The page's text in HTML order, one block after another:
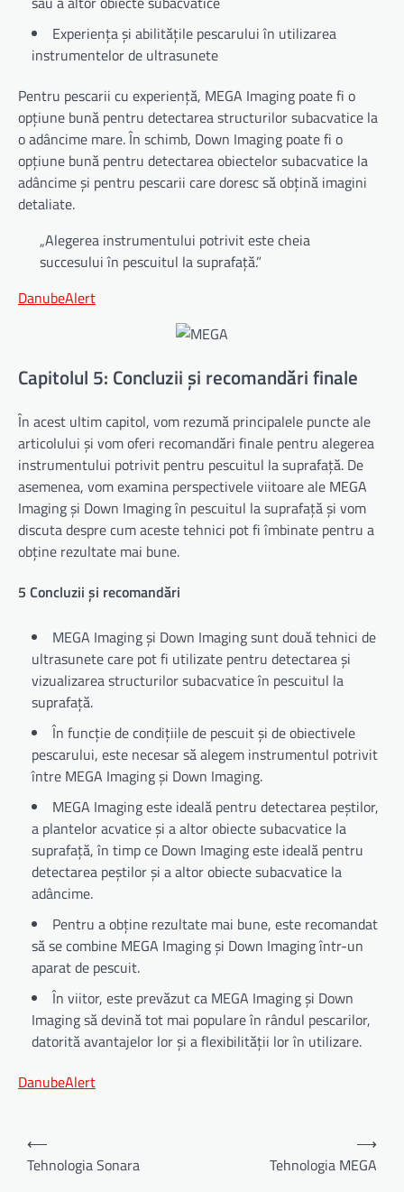
Experiența și abilitățile pescarului în utilizarea
instrumentelor de ultrasunete
Pentru pescarii cu experiență, MEGA Imaging poate fi o
opțiune bună pentru detectarea structurilor subacvatice la
o adâncime mare. În schimb, Down Imaging poate fi o
opțiune bună pentru detectarea obiectelor subacvatice la
adâncime și pentru pescarii care doresc să obțină imagini
detaliate.
„Alegerea instrumentului potrivit este cheia
succesului în pescuitul la suprafață.”
DanubeAlert
Capitolul 5: Concluzii și recomandări finale
În acest ultim capitol, vom rezumă principalele puncte ale
articolului și vom oferi recomandări finale pentru alegerea
instrumentului potrivit pentru pescuitul la suprafață. De
asemenea, vom examina perspectivele viitoare ale MEGA
Imaging și Down Imaging în pescuitul la suprafață și vom
discuta despre cum aceste tehnici pot fi îmbinate pentru a
obține rezultate mai bune.
5 Concluzii și recomandări
MEGA Imaging și Down Imaging sunt două tehnici de
ultrasunete care pot fi utilizate pentru detectarea și
vizualizarea structurilor subacvatice în pescuitul la
suprafață.
În funcție de condițiile de pescuit și de obiectivele
pescarului, este necesar să alegem instrumentul potrivit
între MEGA Imaging și Down Imaging.
MEGA Imaging este ideală pentru detectarea peștilor,
a plantelor acvatice și a altor obiecte subacvatice la
suprafață, în timp ce Down Imaging este ideală pentru
detectarea peștilor și a altor obiecte subacvatice la
adâncime.
Pentru a obține rezultate mai bune, este recomandat
să se combine MEGA Imaging și Down Imaging într-un
aparat de pescuit.
În viitor, este prevăzut ca MEGA Imaging și Down
Imaging să devină tot mai populare în rândul pescarilor,
datorită avantajelor lor și a flexibilității lor în utilizare.
DanubeAlert
Navigare
în
⟵
Tehnologia Sonara
Tehnologia MEGA
⟶